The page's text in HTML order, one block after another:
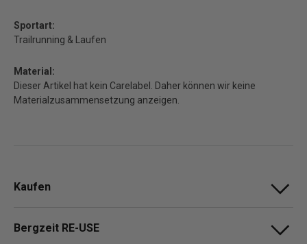
Sportart:
Trailrunning & Laufen
Material:
Dieser Artikel hat kein Carelabel. Daher können wir keine
Materialzusammensetzung anzeigen.
Kaufen
Bergzeit RE-USE